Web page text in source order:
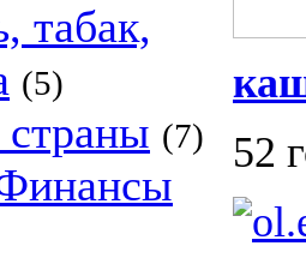
табак,
(5)
страны (7)
52